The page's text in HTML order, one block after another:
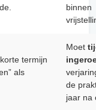
binnen
termijn
als
Moet
de
jaar na